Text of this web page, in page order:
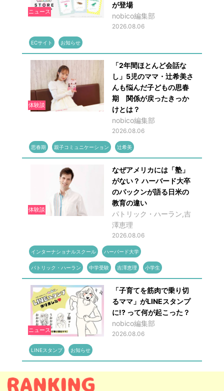
ニュース
が登場
nobico編集部
2026.08.06
ECサイト お知らせ
体験談
「2年間ほとんど会話な
し」5児のママ・辻希美さ
んも悩んだ子どもの思春
期 関係が戻ったきっか
けとは？
nobico編集部
2026.08.06
思春期 親子コミュニケーション 辻希美
体験談
なぜアメリカには「塾」
がない？ ハーバード大卒
のパックンが語る日米の
教育の違い
パトリック・ハーラン,吉
澤恵理
2026.08.06
インターナショナルスクール ハーバード大学
パトリック・ハーラン 中学受験 吉澤恵理 小学生
ニュース
「子育てを筋肉で乗り切
るママ」がLINEスタンプ
に!? って何が起こった？
nobico編集部
2026.08.06
LINEスタンプ お知らせ